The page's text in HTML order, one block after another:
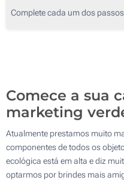
Sem impressão
50
Complete cada um dos
Comece a sua
marketing
Atualmente prestamos muito
componentes de todos os
ecológica está em alta e diz
optarmos por brindes mais